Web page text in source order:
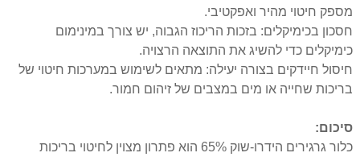
מספק חיטוי מהיר ואפקטיבי.
חסכון בכימיקלים: בזכות הריכוז הגבוה, יש צורך במינימום
כימיקלים כדי להשיג את התוצאה הרצויה.
חיסול חיידקים בצורה יעילה: מתאים לשימוש במערכות חיטוי של
בריכות שחייה או מים במצבים של זיהום חמור.
סיכום:
כלור גרגירים הידרו-שוק 65% הוא פתרון מצוין לחיטוי בריכות